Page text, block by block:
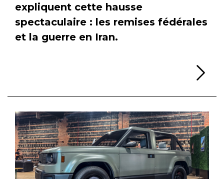
expliquent cette hausse
spectaculaire : les remises fédérales
et la guerre en Iran.